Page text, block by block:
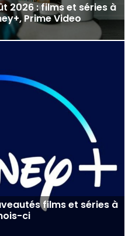
2026 : films et séries à
Prime Video
films et séries à
ci